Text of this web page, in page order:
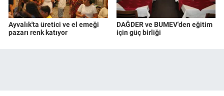
Ayvalık'ta üretici ve el emeği
pazarı renk katıyor
DAĞDER ve BUMEV'den eğitim
için güç birliği